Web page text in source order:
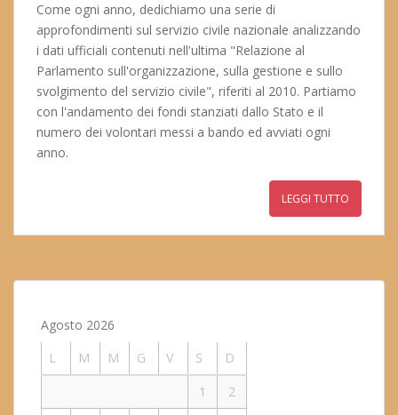
Come ogni anno, dedichiamo una serie di
approfondimenti sul servizio civile nazionale analizzando
i dati ufficiali contenuti nell'ultima "Relazione al
Parlamento sull'organizzazione, sulla gestione e sullo
svolgimento del servizio civile", riferiti al 2010. Partiamo
con l'andamento dei fondi stanziati dallo Stato e il
numero dei volontari messi a bando ed avviati ogni
anno.
LEGGI TUTTO
Agosto 2026
L
M M G V S
D
1
2